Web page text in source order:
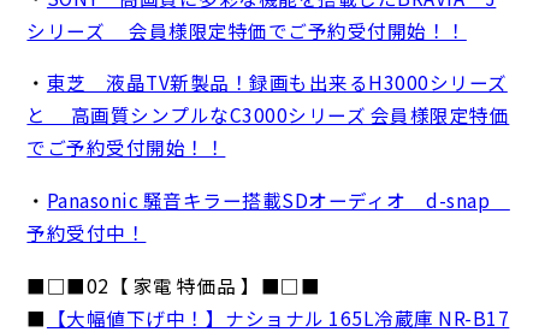
シリーズ 会員様限定特価でご予約受付開始！！
・ 東芝 液晶TV新製品！録画も出来るH3000シリーズ
と 高画質シンプルなC3000シリーズ 会員様限定特価
でご予約受付開始！！
・ Panasonic 騒音キラー搭載SDオーディオ d-snap
予約受付中！
■□■02【 家電 特価品 】■□■
■ 【大幅値下げ中！】ナショナル 165L冷蔵庫 NR-B17